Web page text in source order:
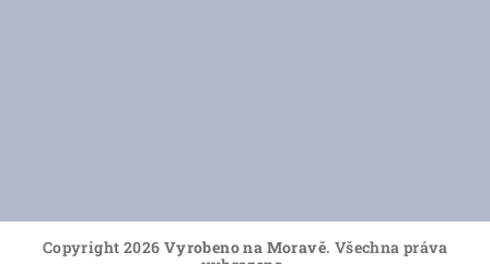
Copyright 2026 Vyrobeno na Moravě. Všechna práva